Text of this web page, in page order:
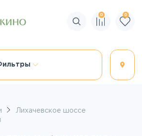
Поиск по сайту
0 0
Лихачевское шоссе